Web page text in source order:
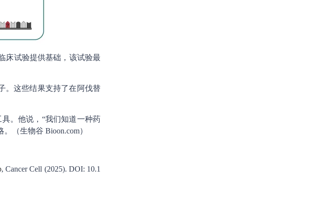
床试验提供基础，该试验最
。这些结果支持了在阿伐替
。他说，“我们知道一种药
（生物谷 Bioon.com）
, Cancer Cell (2025). DOI: 10.1